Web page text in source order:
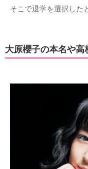
そこで退学を選択した
大原櫻子の本名や